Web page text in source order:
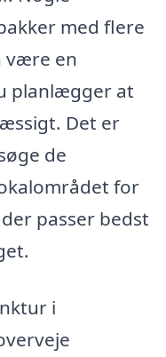
med flere
være en
planlægger at
Det er
de
for
passer bedst
i